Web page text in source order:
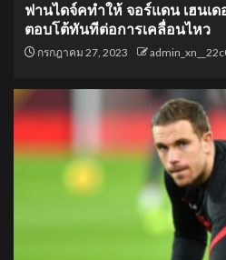
ฟานไดจ์คทำให้ จอร์แดน เฮนเ
ตอบโต้ทันทีต่อการเคลื่อนไหว
กรกฎาคม 27, 2023